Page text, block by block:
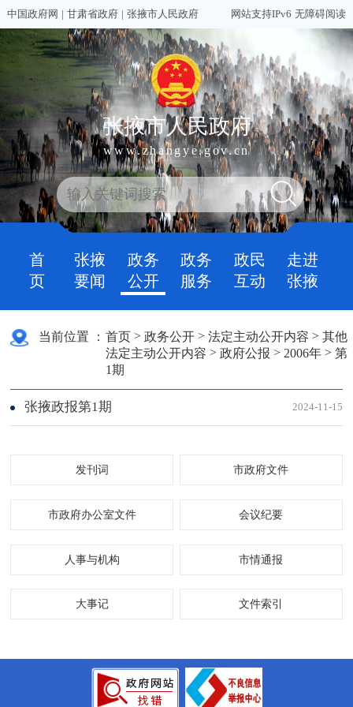
中国政府网 | 甘肃省政府 | 张掖市人民政府 网站支持IPv6 无障碍阅读
张掖市人民政府
www.zhangye.gov.cn
首
页
张掖
要闻
政务
公开
政务
服务
政民
互动
走进
张掖
当前位置 ： 首页 >政务公开 >法定主动公开内容 >其他
法定主动公开内容 >政府公报 > 2006年 >第
1期
张掖政报第1期 2024-11-15
发刊词 市政府文件
市政府办公室文件 会议纪要
人事与机构 市情通报
大事记 文件索引